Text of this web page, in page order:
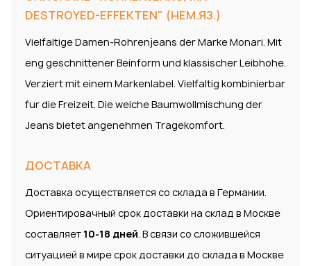
DESTROYED-EFFEKTEN" (НЕМ.ЯЗ.)
Vielfaltige Damen-Rohrenjeans der Marke Monari. Mit
eng geschnittener Beinform und klassischer Leibhohe.
Verziert mit einem Markenlabel. Vielfaltig kombinierbar
fur die Freizeit. Die weiche Baumwollmischung der
Jeans bietet angenehmen Tragekomfort.
ДОСТАВКА
Доставка осуществляется со склада в Германии.
Ориентировачный срок доставки на склад в Москве
составляет 10-18 дней. В связи со сложившейся
ситуацией в мире срок доставки до склада в Москве